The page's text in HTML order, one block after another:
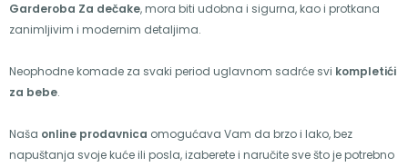
Garderoba Za dečake, mora biti udobna i sigurna, kao i protkana
zanimljivim i modernim detaljima.
Neophodne komade za svaki period uglavnom sadrće svi kompletići
za bebe.
Naša online prodavnica omogućava Vam da brzo i lako, bez
napuštanja svoje kuće ili posla, izaberete i naručite sve što je potrebno